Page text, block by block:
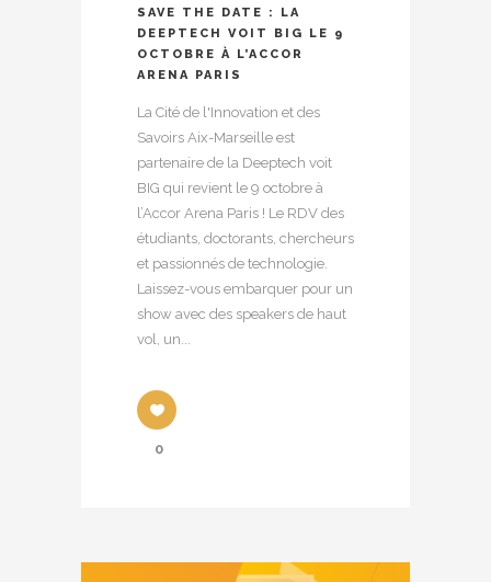
SAVE THE DATE : LA
DEEPTECH VOIT BIG LE 9
OCTOBRE À L’ACCOR
ARENA PARIS
La Cité de l'Innovation et des
Savoirs Aix-Marseille est
partenaire de la Deeptech voit
BIG qui revient le 9 octobre à
l’Accor Arena Paris ! Le RDV des
étudiants, doctorants, chercheurs
et passionnés de technologie.
Laissez-vous embarquer pour un
show avec des speakers de haut
vol, un...
0